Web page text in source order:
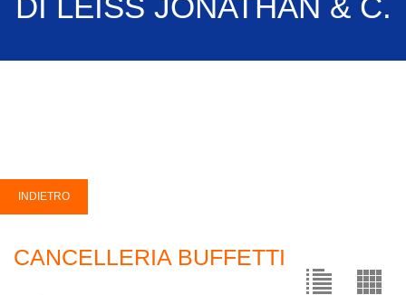
CANCELLERIA BUFFETTI